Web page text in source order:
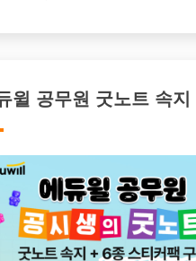
윌 공무원 굿노트 속지